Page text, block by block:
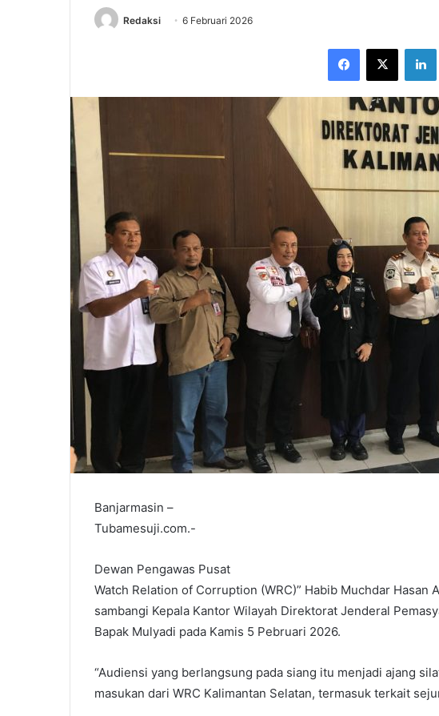
Redaksi 6 Februari 2026
Facebook
X
Banjarmasin –
Tubamesuji.com.-
Dewan Pengawas Pusat
Watch Relation of Corruption (WRC)” Habib Muchdar Hasan
sambangi Kepala Kantor Wilayah Direktorat Jenderal
Bapak Mulyadi pada Kamis 5 Pebruari 2026.
“Audiensi yang berlangsung pada siang itu menjadi ajang
masukan dari WRC Kalimantan Selatan, termasuk terkait